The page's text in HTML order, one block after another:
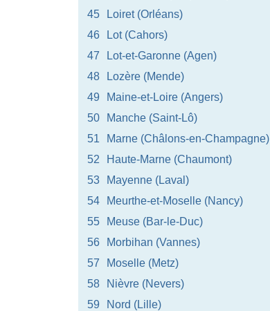
45
Loiret (Orléans)
46
Lot (Cahors)
47
Lot-et-Garonne (Agen)
48
Lozère (Mende)
49
Maine-et-Loire (Angers)
50
Manche (Saint-Lô)
51
Marne (Châlons-en-Champagne)
52
Haute-Marne (Chaumont)
53
Mayenne (Laval)
54
Meurthe-et-Moselle (Nancy)
55
Meuse (Bar-le-Duc)
56
Morbihan (Vannes)
57
Moselle (Metz)
58
Nièvre (Nevers)
59
Nord (Lille)